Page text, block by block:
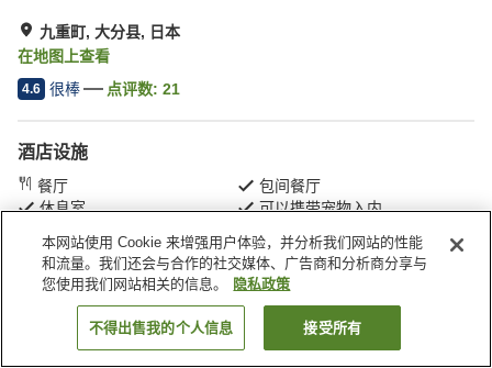
九重町, 大分县, 日本
在地图上查看
4.6 很棒 点评数: 21
酒店设施
餐厅
包间餐厅
休息室
可以携带宠物入内
首页 日本 大分县 九重町 彩仓旅馆
搜索客房
本网站使用 Cookie 来增强用户体验，并分析我们网站的性能
和流量。我们还会与合作的社交媒体、广告商和分析商分享与
您使用我们网站相关的信息。
隐私政策
不得出售我的个人信息 接受所有